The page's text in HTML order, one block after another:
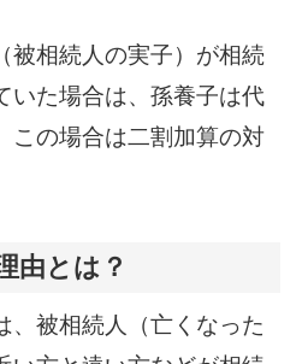
被相続人の実子）が相続
いた場合は、孫養子は代
この場合は二割加算の対
由とは？
、被相続人（亡くなった